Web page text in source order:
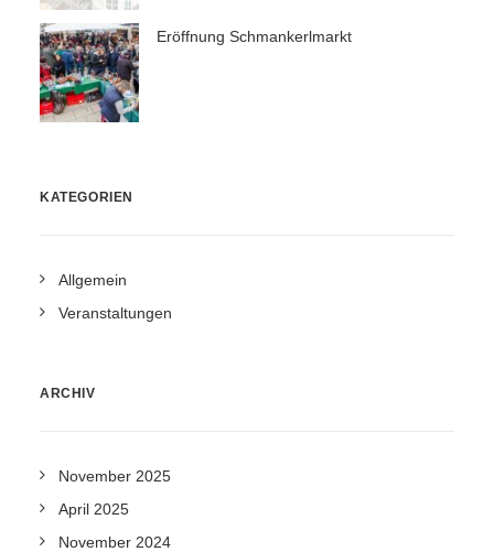
Eröffnung Schmankerlmarkt
KATEGORIEN
Allgemein
Veranstaltungen
ARCHIV
November 2025
April 2025
November 2024